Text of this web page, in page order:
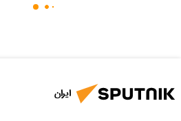
ایران